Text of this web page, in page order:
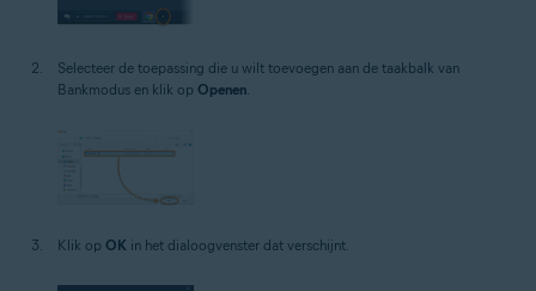
Selecteer de toepassing die u wilt toevoegen aan de taakbalk van
Bankmodus en klik op Openen
Klik op OK in het dialoogvenster dat verschijnt.